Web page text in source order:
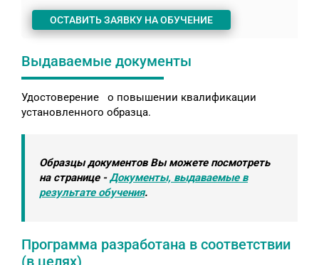
ОСТАВИТЬ ЗАЯВКУ НА ОБУЧЕНИЕ
Выдаваемые документы
Удостоверение о повышении квалификации
установленного образца.
Образцы документов Вы можете посмотреть
на странице -Документы, выдаваемые в
результате обучения.
Программа разработана в соответствии
(в целях)